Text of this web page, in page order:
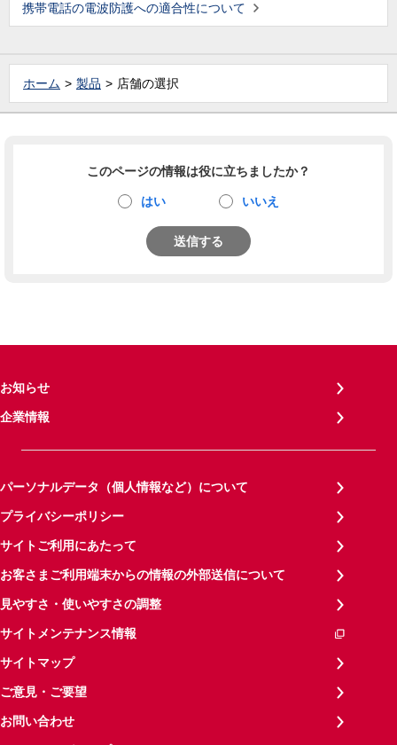
携帯電話の電波防護への適合性について
ホーム 製品 店舗の選択
このページの情報は役に立ちましたか？
はい いいえ
送信する
お知らせ
企業情報
パーソナルデータ（個人情報など）について
プライバシーポリシー
サイトご利用にあたって
お客さまご利用端末からの情報の外部送信について
見やすさ・使いやすさの調整
サイトメンテナンス情報
サイトマップ
ご意見・ご要望
お問い合わせ